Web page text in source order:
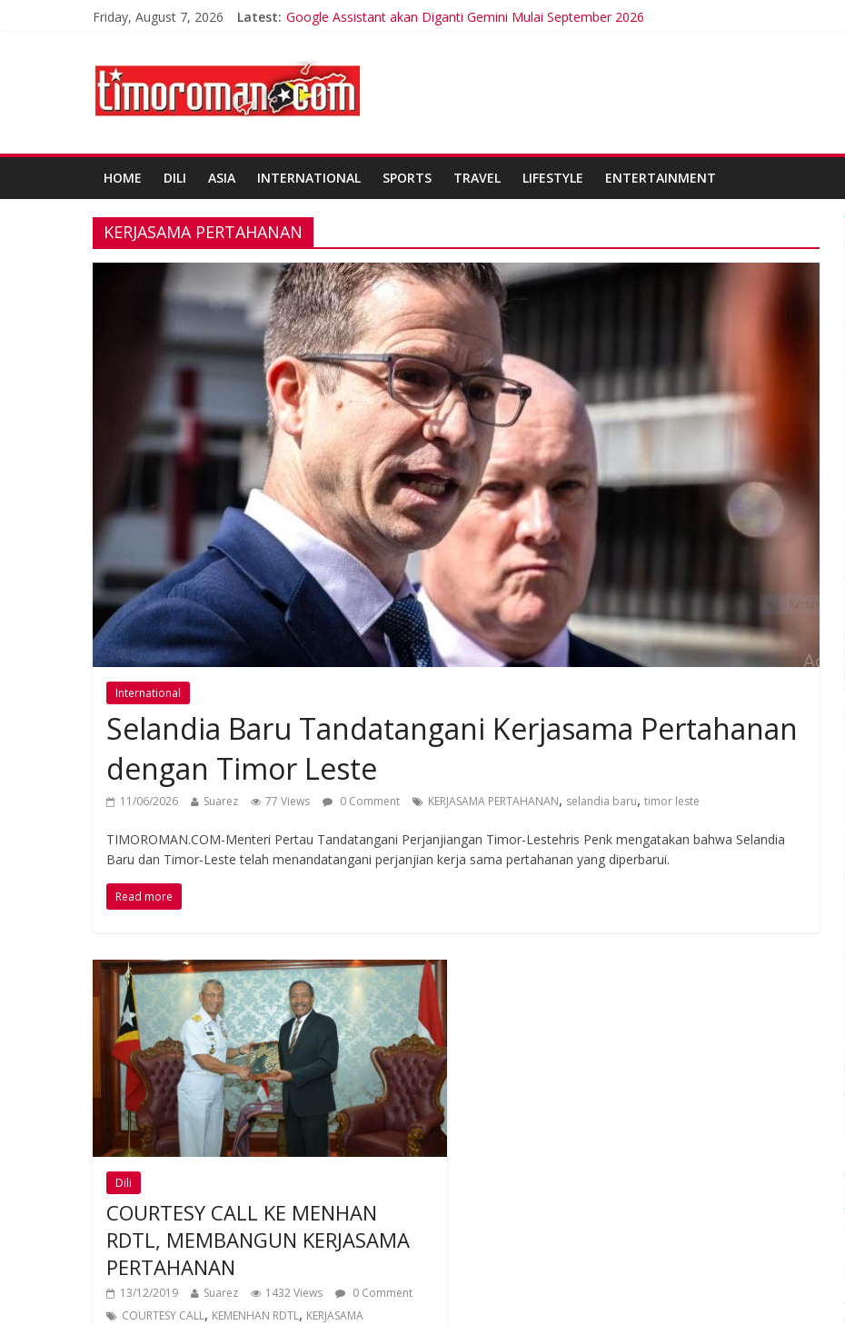
Friday, August 7, 2026 Latest: Google Assistant akan Diganti Gemini Mulai September 2026
Timor-Leste Meluncurkan Kabel Bawah Laut Internasional Pertama
Friends of Lacluta Bangga Membina Kepemimpinan Lokal di Timor Leste
Kelebihan Protein Bisa Berdampak Buruk bagi Kesehatan
HOME DILI ASIA INTERNATIONAL SPORTS TRAVEL LIFESTYLE ENTERTAINMENT
KERJASAMA PERTAHANAN
International
Selandia Baru Tandatangani Kerjasama Pertahanan
dengan Timor Leste
11/06/2026 Suarez 77 Views 0 Comment KERJASAMA PERTAHANAN, selandia baru, timor leste
TIMOROMAN.COM-Menteri Pertau Tandatangani Perjanjiangan Timor-Lestehris Penk mengatakan bahwa Selandia
Baru dan Timor-Leste telah menandatangani perjanjian kerja sama pertahanan yang diperbarui.
Read more
Dili
COURTESY CALL KE MENHAN
RDTL, MEMBANGUN KERJASAMA
PERTAHANAN
13/12/2019 Suarez 1432 Views
0 Comment
COURTESY CALL, KEMENHAN RDTL, KERJASAMA